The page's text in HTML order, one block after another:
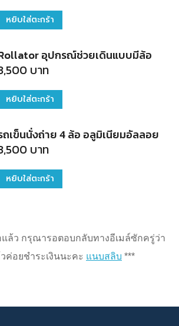
หยิบใส่ตะกร้า
อุปกรณ์ช่วยเดินแบบมีล้อ
บาท
หยิบใส่ตะกร้า
ถเข็นนั่งถ่าย 4 ล้อ อลูมิเนียมอัลลอย
บาท
หยิบใส่ตะกร้า
ล้ว กรุณารอตอบกลับทางอีเมล์ซักครู่ว่า
ค่อยชำระเงินนะคะ แนบสลิบ ***